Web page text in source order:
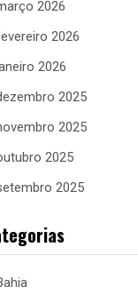
2026
2026
2026
2025
2025
2025
2025